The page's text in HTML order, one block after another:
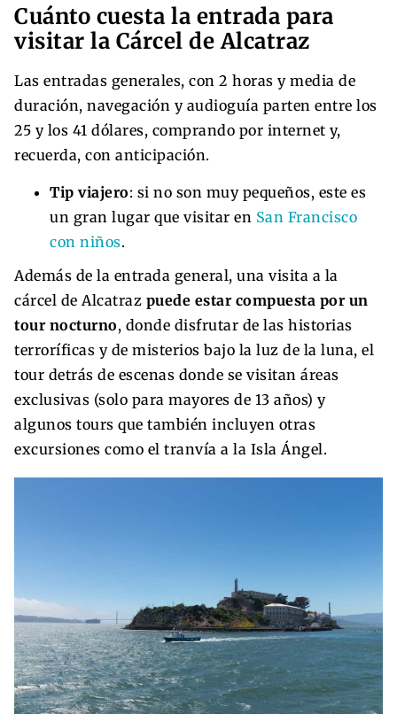
Cuánto cuesta la entrada para
visitar la Cárcel de Alcatraz
Las entradas generales, con 2 horas y media de
duración, navegación y audioguía parten entre los
25 y los 41 dólares, comprando por internet y,
recuerda, con anticipación.
Tip viajero: si no son muy pequeños, este es
un gran lugar que visitar en San Francisco
con niños.
Además de la entrada general, una visita a la
cárcel de Alcatraz puede estar compuesta por un
tour nocturno, donde disfrutar de las historias
terroríficas y de misterios bajo la luz de la luna, el
tour detrás de escenas donde se visitan áreas
exclusivas (solo para mayores de 13 años) y
algunos tours que también incluyen otras
excursiones como el tranvía a la Isla Ángel.